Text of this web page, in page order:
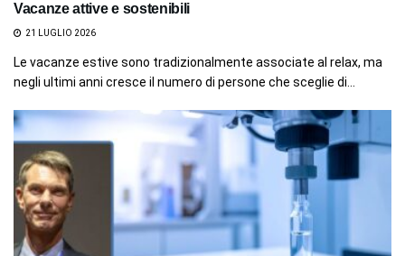
Vacanze attive e sostenibili
21 LUGLIO 2026
Le vacanze estive sono tradizionalmente associate al relax, ma
negli ultimi anni cresce il numero di persone che sceglie di...